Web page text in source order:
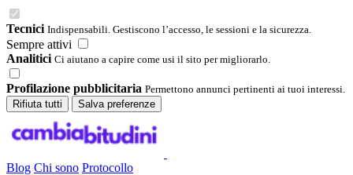
Tecnici Indispensabili. Gestiscono l’accesso, le sessioni e la sicurezza.
Sempre attivi
Analitici Ci aiutano a capire come usi il sito per migliorarlo.
Profilazione pubblicitaria Permettono annunci pertinenti ai tuoi interessi.
Rifiuta tutti
Salva preferenze
Blog Chi sono Protocollo